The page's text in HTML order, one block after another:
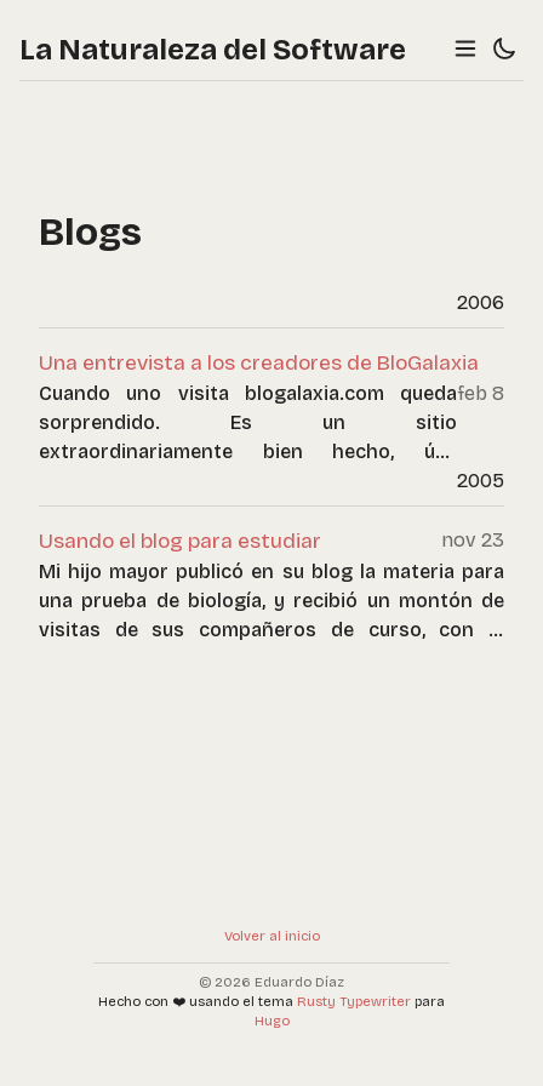
La Naturaleza del Software
Blogs
2006
Una entrevista a los creadores de BloGalaxia
feb 8
Cuando uno visita blogalaxia.com queda
sorprendido. Es un sitio
extraordinariamente bien hecho, útil,
referente obligado de la blogosfera
hispanoparlante (o hispanoescribiente?).
2005
Usando el blog para estudiar
nov 23
Mi hijo mayor publicó en su blog la materia para
una prueba de biología, y recibió un montón de
visitas de sus compañeros de curso, con el
Volver al inicio
© 2026 Eduardo Díaz
Hecho con ❤️ usando el tema Rusty Typewriter para
Hugo